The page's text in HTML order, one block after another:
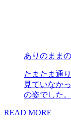
ありのままの
たまたま通
見ていなか
の姿でした
READ MORE